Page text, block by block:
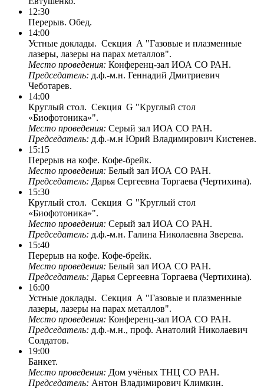
12:30
Перерыв. Обед.
14:00
Устные доклады. Секция A "Газовые и плазменные
лазеры, лазеры на парах металлов".
Место проведения: Конференц-зал ИОА СО РАН.
Председатель: д.ф.-м.н. Геннадий Дмитриевич
Чеботарев.
14:00
Круглый стол. Секция G "Круглый стол
«Биофотоника»".
Место проведения: Серый зал ИОА СО РАН.
Председатель: д.ф.-м.н Юрий Владимирович Кистенев.
15:15
Перерыв на кофе. Кофе-брейк.
Место проведения: Белый зал ИОА СО РАН.
Председатель: Дарья Сергеевна Торгаева (Чертихина).
15:30
Круглый стол. Секция G "Круглый стол
«Биофотоника»".
Место проведения: Серый зал ИОА СО РАН.
Председатель: д.ф.-м.н. Галина Николаевна Зверева.
15:40
Перерыв на кофе. Кофе-брейк.
Место проведения: Белый зал ИОА СО РАН.
Председатель: Дарья Сергеевна Торгаева (Чертихина).
16:00
Устные доклады. Секция A "Газовые и плазменные
лазеры, лазеры на парах металлов".
Место проведения: Конференц-зал ИОА СО РАН.
Председатель: д.ф.-м.н., проф. Анатолий Николаевич
Солдатов.
19:00
Банкет.
Место проведения: Дом учёных ТНЦ СО РАН.
Председатель: Антон Владимирович Климкин.